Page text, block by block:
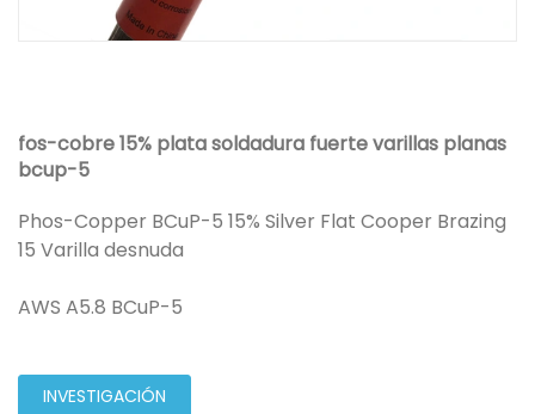
fos-cobre 15% plata soldadura fuerte varillas planas
bcup-5
Phos-Copper BCuP-5 15% Silver Flat Cooper Brazing
15 Varilla desnuda
AWS A5.8 BCuP-5
INVESTIGACIÓN